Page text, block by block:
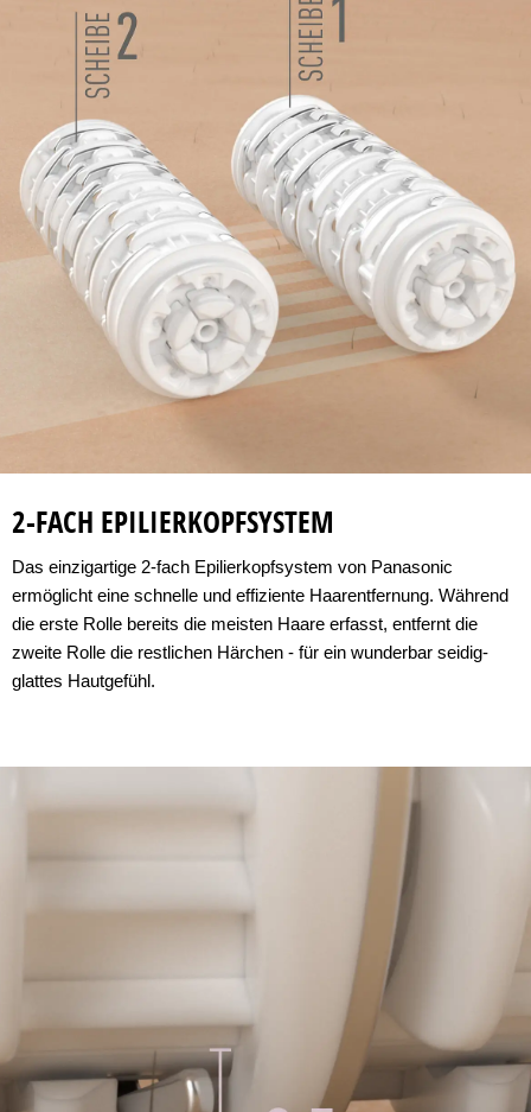
2-FACH EPILIERKOPFSYSTEM
Das einzigartige 2-fach Epilierkopfsystem von Panasonic
ermöglicht eine schnelle und effiziente Haarentfernung. Während
die erste Rolle bereits die meisten Haare erfasst, entfernt die
zweite Rolle die restlichen Härchen - für ein wunderbar seidig-
glattes Hautgefühl.